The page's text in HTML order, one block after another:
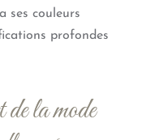
ses couleurs
profondes
de la mode